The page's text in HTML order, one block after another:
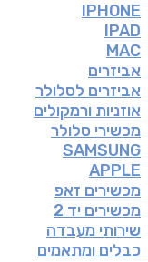
IPHONE
IPAD
MAC
אביזרים
אביזרים לסלולר
אוזניות ורמקולים
מכשירי סלולר
SAMSUNG
APPLE
מכשירים זאפ
מכשירים יד 2
שירותי מעבדה
כבלים ומתאמים